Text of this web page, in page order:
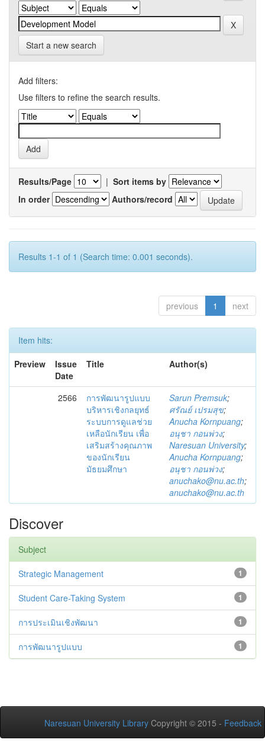
Start a new search
Add filters:
Use filters to refine the search results.
Results/Page | Sort items by
In order
Authors/record
Results 1-1 of 1 (Search time: 0.001 seconds).
previous 1 next
Item hits:
Preview
Issue
Date
Title Author(s)
2566
การพัฒนารูปแบบ
บริหารเชิงกลยุทธ์
ระบบการดูแลช่วย
เหลือนักเรียน เพื่อ
เสริมสร้างคุณภาพ
ของนักเรียน
มัธยมศึกษา
Sarun Premsuk;
ศรัณย์ เปรมสุข;
Anucha Kornpuang;
อนุชา กอนพ่วง;
Naresuan University;
Anucha Kornpuang;
อนุชา กอนพ่วง;
anuchako@nu.ac.th;
anuchako@nu.ac.th
Discover
Subject
1
Strategic Management
1
Student Care-Taking System
1
การประเมินเชิงพัฒนา
1
การพัฒนารูปแบบ
Naresuan University Library Copyright © 2015 - Feedback